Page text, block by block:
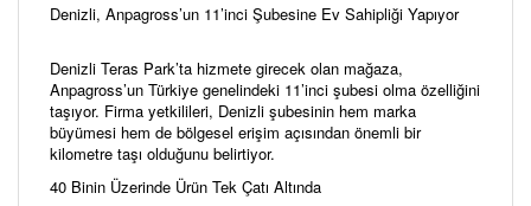
Denizli, Anpagross’un 11’inci Şubesine Ev Sahipliği Yapıyor
Denizli Teras Park’ta hizmete girecek olan mağaza,
Anpagross’un Türkiye genelindeki 11’inci şubesi olma özelliğini
taşıyor. Firma yetkilileri, Denizli şubesinin hem marka
büyümesi hem de bölgesel erişim açısından önemli bir
kilometre taşı olduğunu belirtiyor.
40 Binin Üzerinde Ürün Tek Çatı Altında